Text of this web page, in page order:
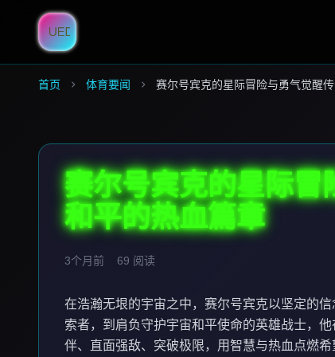
首页 体育要闻 赛尔号宾克的星际冒险与勇气觉醒
赛尔号宾克的星际冒
和平的热血篇章
3个月前 69 阅读
在浩瀚无垠的宇宙之中，赛尔号宾克以坚定的
索者，到肩负守护宇宙和平使命的英雄战士，
伴、直面强敌、突破极限，用智慧与热血点燃